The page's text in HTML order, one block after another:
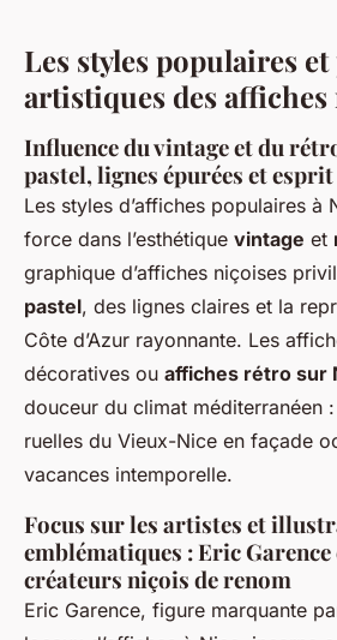
Les styles populaires
artistiques des affiches
Influence du vintage et du
pastel, lignes épurées et esprit
Les styles d’affiches populaires à
force dans l’esthétique vintage et
graphique d’affiches niçoises
pastel, des lignes claires et la
Côte d’Azur rayonnante. Les
décoratives ou affiches rétro sur
douceur du climat méditerranéen
ruelles du Vieux-Nice en façade
vacances intemporelle.
Focus sur les artistes et
emblématiques : Eric Garence
créateurs niçois de renom
Eric Garence, figure marquante